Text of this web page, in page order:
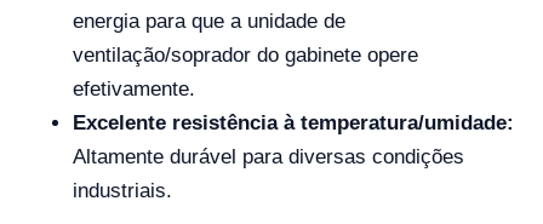
energia para que a unidade de
ventilação/soprador do gabinete opere
efetivamente.
Excelente resistência à temperatura/umidade:
Altamente durável para diversas condições
industriais.